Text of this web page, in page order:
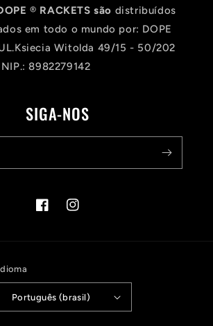
® RACKETS são distribuídos
em todo o mundo por: DOPE
Witolda 49/15 - 50/202
8982279142
SIGA-NOS
FacebookInstagram
Português (brasil)